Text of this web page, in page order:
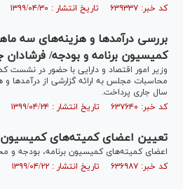
کد خبر: ۶۳۹۳۳۷ تاریخ انتشار : ۱۳۹۹/۰۴/۳۰
بررسی درآمدها و هزینه‌های سه
کمیسیون برنامه و بودجه/ فرشادان
وزیر امور اقتصاد و دارایی با حضور در نشست
محاسبات مجلس به ارائه گزارشی از درآمد‌ها
سال جاری پرداخت.
کد خبر: ۶۳۷۶۴۰ تاریخ انتشار : ۱۳۹۹/۰۴/۲۴
تعیین اعضای کمیته‌های کمیسیون
اعضای کمیته‌های کمیسیون برنامه، بودجه
کد خبر: ۶۳۶۹۸۷ تاریخ انتشار : ۱۳۹۹/۰۴/۲۲